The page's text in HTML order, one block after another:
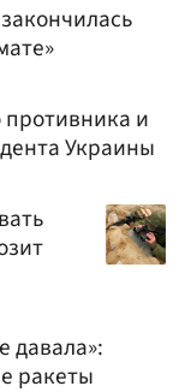
противника и
Украины
давала»:
ракеты